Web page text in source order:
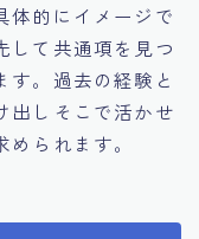
体的にイメージで
して共通項を見つ
す。過去の経験と
出しそこで活かせ
られます。